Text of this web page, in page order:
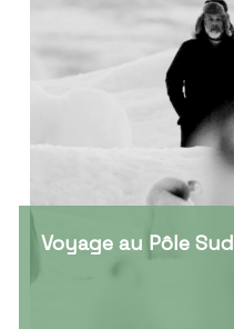
Voyage au Pôle Sud